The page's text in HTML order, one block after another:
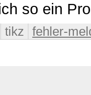
so ein
tikz fehler-